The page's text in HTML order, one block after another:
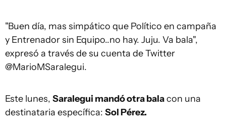
"Buen día, mas simpático que Político en campaña
y Entrenador sin Equipo..no hay. Juju. Va bala",
expresó a través de su cuenta de Twitter
@MarioMSaralegui.
Este lunes, Saralegui mandó otra balacon una
destinataria específica: Sol Pérez.